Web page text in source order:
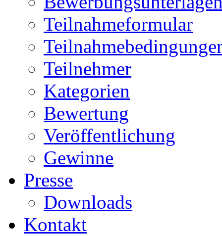
Teilnahmeformular
Teilnehmer
Kategorien
Bewertung
Veröffentlichung
Gewinne
Presse
Downloads
Kontakt